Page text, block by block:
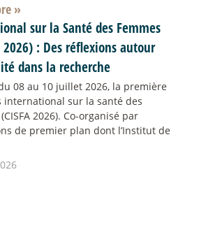
»
sur la Santé des Femmes
2026) : Des réflexions autour
dans la recherche
08 au 10 juillet 2026, la première
international sur la santé des
2026). Co-organisé par
de premier plan dont l’Institut de